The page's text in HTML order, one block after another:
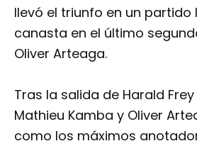
llevó el triunfo en un partido
canasta en el último
Oliver Arteaga.
Tras la salida de Harald
Mathieu Kamba y Oliver
como los máximos